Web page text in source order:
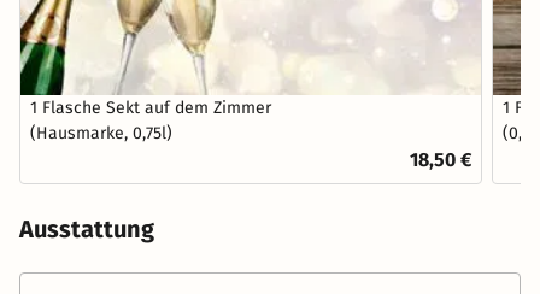
1 Flasche Sekt auf dem Zimmer
(Hausmarke, 0,75l)
18,50 €
1
(0,7l)
Ausstattung